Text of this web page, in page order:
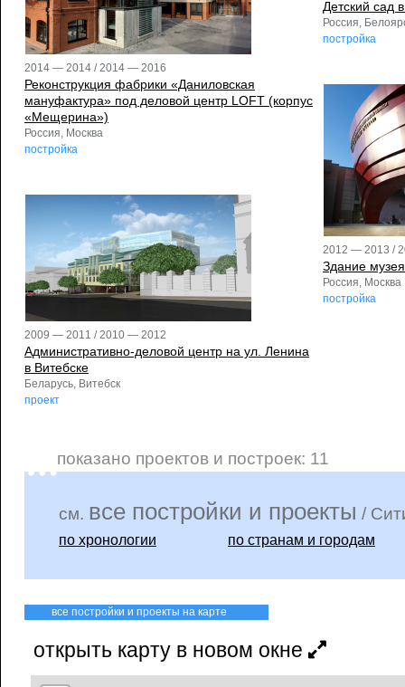
Детский сад
Россия,
постройка
2014 — 2014 / 2014 — 2016
Реконструкция фабрики «Даниловская
мануфактура» под деловой центр LOFT (корпус
«Мещерина»)
Россия, Москва
постройка
2012 — 2013 /
Здание
Россия, Москва
постройка
2009 — 2011 / 2010 — 2012
Административно-деловой центр на ул. Ленина
в Витебске
Беларусь, Витебск
проект
показано проектов и построек: 11
см. все постройки и проекты /
по хронологии по странам и городам
все постройки и проекты на карте
открыть карту в новом окне